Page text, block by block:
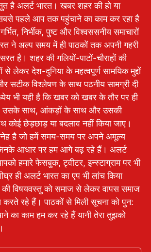
है अलर्ट भारत। खबर शहर की हो या
सबसे पहले आप तक पहुंचाने का काम कर रहा है
निर्भीक, पुष्ट और विश्वससनीय समाचारों
ने अल्प समय में ही पाठकों तक अपनी गहरी
है। शहर की गलियों-पाटों-चौराहों की
से लेकर देश-दुनिया के महत्वपूर्ण सामयिक मुद्दों
सटीक विश्लेषण के साथ पठनीय सामग्री दी
भी यही है कि खबर को खबर के तौर पर ही
उसके साथ, आंकड़ों के साथ और उसकी
कोई छेड़छाड़ या बदलाव नहीं किया जाए।
है जो हमें समय-समय पर अपने अमूल्य
आधार पर हम आगे बढ़ रहे हैं। अलर्ट
हमारे फेसबुक, ट्वीटर, इन्स्टाग्राम पर भी
ही अलर्ट भारत का एप भी लांच किया
की विषयवस्तु को समाज से लेकर वापस समाज
करते रहे हैं। पाठकों से मिली सूचना को पुन:
का काम हम कर रहे हैं यानी तेरा तुझको